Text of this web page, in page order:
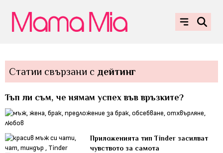
Статии свързани с дейтинг
Тъп ли съм, че нямам успех във връзките?
Приложенията тип Tinder засилват
чувството за самота